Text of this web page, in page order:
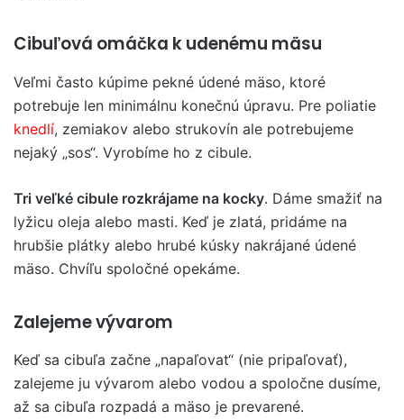
Cibuľová omáčka k udenému mäsu
Veľmi často kúpime pekné údené mäso, ktoré
potrebuje len minimálnu konečnú úpravu. Pre poliatie
knedlí, zemiakov alebo strukovín ale potrebujeme
nejaký „sos“. Vyrobíme ho z cibule.
Tri veľké cibule rozkrájame na kocky. Dáme smažiť na
lyžicu oleja alebo masti. Keď je zlatá, pridáme na
hrubšie plátky alebo hrubé kúsky nakrájané údené
mäso. Chvíľu spoločné opekáme.
Zalejeme vývarom
Keď sa cibuľa začne „napaľovat“ (nie pripaľovať),
zalejeme ju vývarom alebo vodou a spoločne dusíme,
až sa cibuľa rozpadá a mäso je prevarené.